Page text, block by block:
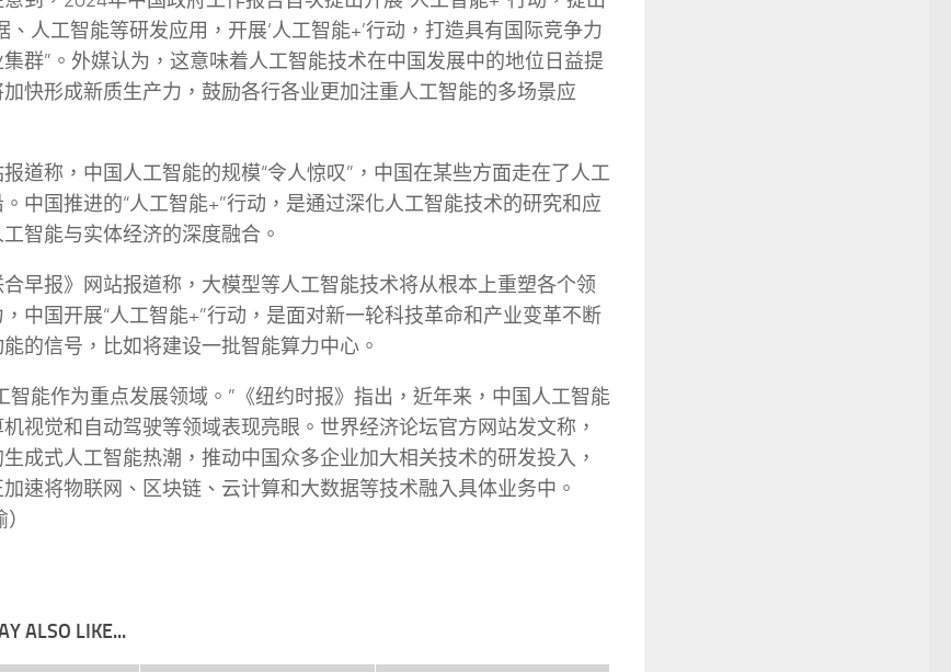
、人工智能等研发应用，开展‘人工智能+’行动，打造具有国际竞争力
群”。外媒认为，这意味着人工智能技术在中国发展中的地位日益提
快形成新质生产力，鼓励各行各业更加注重人工智能的多场景应
道称，中国人工智能的规模“令人惊叹”，中国在某些方面走在了人工
中国推进的“人工智能+”行动，是通过深化人工智能技术的研究和应
智能与实体经济的深度融合。
早报》网站报道称，大模型等人工智能技术将从根本上重塑各个领
中国开展“人工智能+”行动，是面对新一轮科技革命和产业变革不断
的信号，比如将建设一批智能算力中心。
智能作为重点发展领域。”《纽约时报》指出，近年来，中国人工智能
视觉和自动驾驶等领域表现亮眼。世界经济论坛官方网站发文称，
成式人工智能热潮，推动中国众多企业加大相关技术的研发投入，
速将物联网、区块链、云计算和大数据等技术融入具体业务中。
ALSO LIKE...